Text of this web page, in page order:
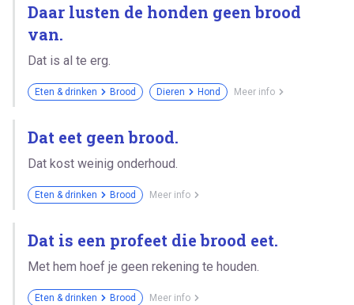
Daar lusten de honden geen brood
van.
Dat is al te erg.
Eten & drinken Brood Dieren Hond Meer info
Dat eet geen brood.
Dat kost weinig onderhoud.
Eten & drinken Brood Meer info
Dat is een profeet die brood eet.
Met hem hoef je geen rekening te houden.
Eten & drinken Brood Meer info